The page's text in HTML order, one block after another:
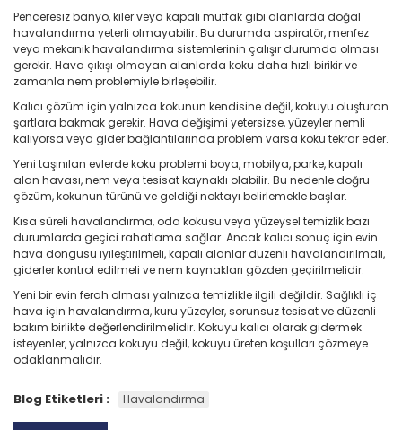
Penceresiz banyo, kiler veya kapalı mutfak gibi alanlarda doğal
havalandırma yeterli olmayabilir. Bu durumda aspiratör, menfez
veya mekanik havalandırma sistemlerinin çalışır durumda olması
gerekir. Hava çıkışı olmayan alanlarda koku daha hızlı birikir ve
zamanla nem problemiyle birleşebilir.
Kalıcı çözüm için yalnızca kokunun kendisine değil, kokuyu oluşturan
şartlara bakmak gerekir. Hava değişimi yetersizse, yüzeyler nemli
kalıyorsa veya gider bağlantılarında problem varsa koku tekrar eder.
Yeni taşınılan evlerde koku problemi boya, mobilya, parke, kapalı
alan havası, nem veya tesisat kaynaklı olabilir. Bu nedenle doğru
çözüm, kokunun türünü ve geldiği noktayı belirlemekle başlar.
Kısa süreli havalandırma, oda kokusu veya yüzeysel temizlik bazı
durumlarda geçici rahatlama sağlar. Ancak kalıcı sonuç için evin
hava döngüsü iyileştirilmeli, kapalı alanlar düzenli havalandırılmalı,
giderler kontrol edilmeli ve nem kaynakları gözden geçirilmelidir.
Yeni bir evin ferah olması yalnızca temizlikle ilgili değildir. Sağlıklı iç
hava için havalandırma, kuru yüzeyler, sorunsuz tesisat ve düzenli
bakım birlikte değerlendirilmelidir. Kokuyu kalıcı olarak gidermek
isteyenler, yalnızca kokuyu değil, kokuyu üreten koşulları çözmeye
odaklanmalıdır.
Blog Etiketleri : Havalandırma